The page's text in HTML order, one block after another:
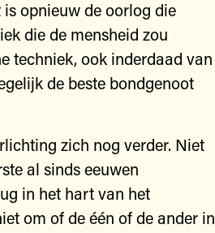
opnieuw de oorlog die
die de mensheid zou
techniek, ook inderdaad van
de beste bondgenoot
zich nog verder. Niet
al sinds eeuwen
in het hart van het
om of de één of de ander in